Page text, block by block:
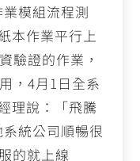
模組流程測
本作業平行上
驗證的作業，
，4月 1 日全系
理說：「飛騰
統公司順暢很
的就上線